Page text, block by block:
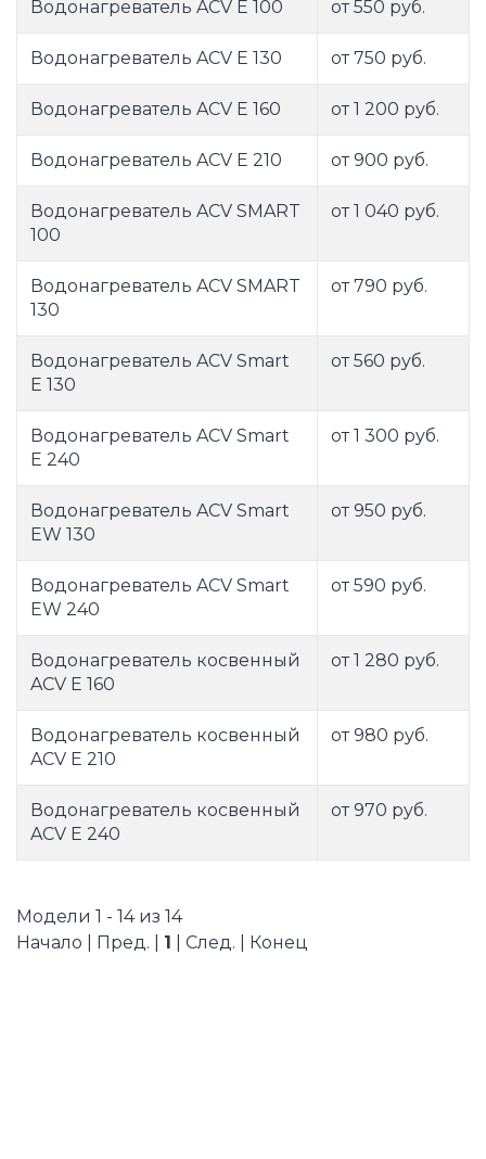
Водонагреватель ACV E 100 от 550 руб.
Водонагреватель ACV E 130 от 750 руб.
Водонагреватель ACV E 160 от 1 200 руб.
Водонагреватель ACV E 210 от 900 руб.
Водонагреватель ACV SMART
100
от 1 040 руб.
Водонагреватель ACV SMART
130
от 790 руб.
Водонагреватель ACV Smart
E 130
от 560 руб.
Водонагреватель ACV Smart
E 240
от 1 300 руб.
Водонагреватель ACV Smart
EW 130
от 950 руб.
Водонагреватель ACV Smart
EW 240
от 590 руб.
Водонагреватель косвенный
ACV E 160
от 1 280 руб.
Водонагреватель косвенный
ACV E 210
от 980 руб.
Водонагреватель косвенный
ACV E 240
от 970 руб.
Модели 1 - 14 из 14
Начало | Пред. | 1 | След. | Конец